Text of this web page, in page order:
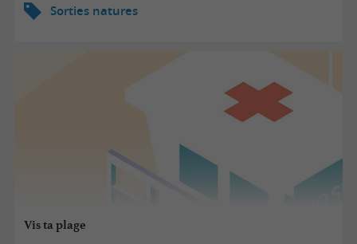
Sorties natures
Vis ta plage